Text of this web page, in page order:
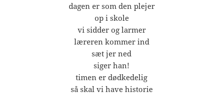
dagen er som den plejer
op i skole
vi sidder og larmer
læreren kommer ind
sæt jer ned
siger han!
timen er dødkedelig
så skal vi have historie